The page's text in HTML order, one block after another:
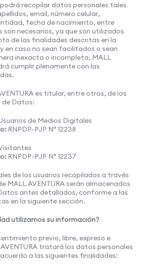
podrá recopilar datos personales tales
email, número celular,
fecha de nacimiento, entre
necesarios, ya que son utilizados
de las finalidades descritas en la
en caso no sean facilitados o sean
inexacta o incompleta, MALL
cumplir plenamente con las
es titular, entre otros, de los
de Datos:
de Medios Digitales
RNPDP-PJP N° 12238
RNPDP-PJP N° 12237
de los usuarios recopilados a través
MALL AVENTURA serán almacenados
antes detallados, conforme a las
en la siguiente sección.
utilizamos su información?
previo, libre, expreso e
tratará los datos personales
a las siguientes finalidades: